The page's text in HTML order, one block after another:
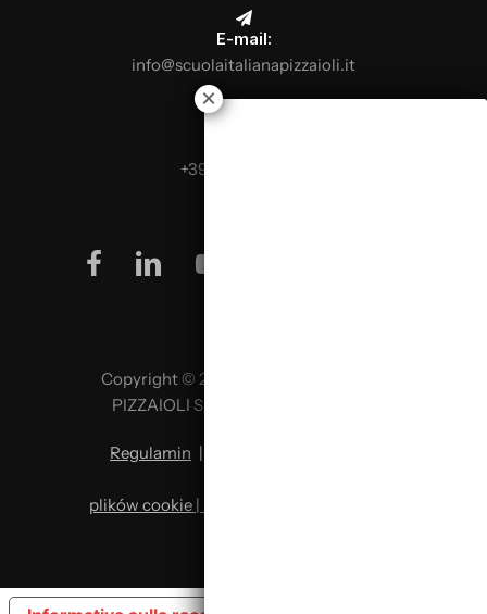
E-mail:
info@scuolaitalianapizzaioli.it
+39 0499624665
facebook
linkedinyoutube
Copyright © 2026 SCUOLA ITALIANA
PIZZAIOLI SRL P. IVA 02957980341
Regulamin |
plików cookie | Zmiana preferencji plików